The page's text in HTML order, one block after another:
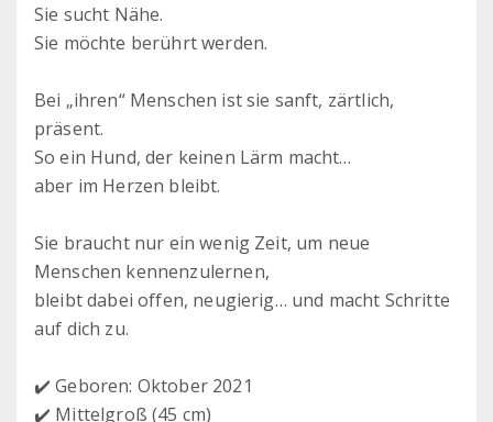
Sie sucht Nähe.
Sie möchte berührt werden.
Bei „ihren“ Menschen ist sie sanft, zärtlich,
präsent.
So ein Hund, der keinen Lärm macht…
aber im Herzen bleibt.
Sie braucht nur ein wenig Zeit, um neue
Menschen kennenzulernen,
bleibt dabei offen, neugierig… und macht Schritte
auf dich zu.
✔️ Geboren: Oktober 2021
✔️ Mittelgroß (45 cm)